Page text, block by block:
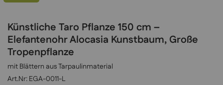
Künstliche Taro Pflanze 150 cm –
Elefantenohr Alocasia Kunstbaum, Große
Tropenpflanze
mit Blättern aus Tarpaulinmaterial
EGA-0011-L